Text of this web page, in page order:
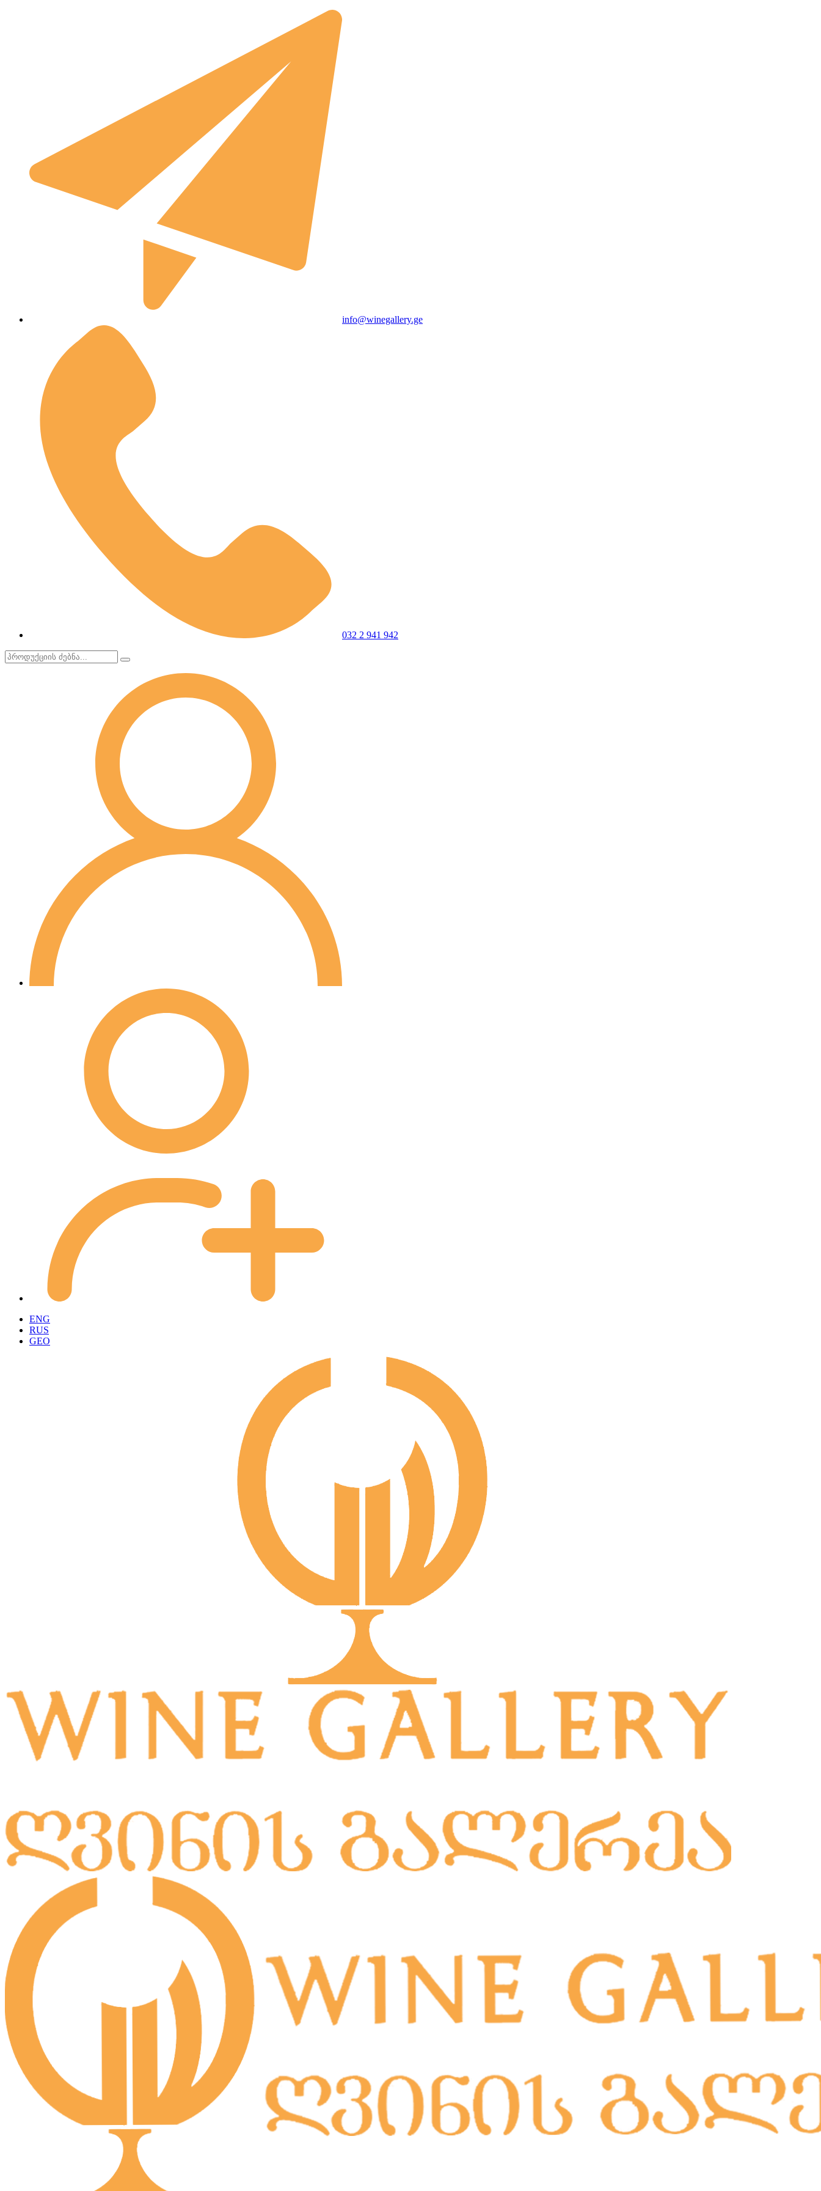
info@winegallery.ge
032 2 941 942
ENG
RUS
GEO